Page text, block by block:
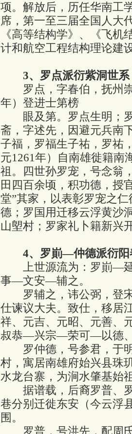
项。解放后，历任华南工
席，第一至三届全国人大
《高等结构学》、《飞
计和航空工程结构理论建
3、罗点派衍紫洞世系
罗点，字春伯，抚州崇
年）登进士第榜
眼及第。罗点生明；罗
斋，字述先，因避元兵南
子福，罗福生子祐，罗祐
元1261年）自南雄徙籍南
祖。四世孙罗宠，号念翁
田四百余顷，积功德，授
堂”其家，以表彰罗宠之
德；罗国用迁移云浮黄沙
山塱村；罗家礼卜籍新兴
4、罗崱—仲德派衍阳
上世源流为：罗崱—
事—文安—辅之。
罗辅之，讳公弼，登宋
仕谏议大夫。致仕，移居
祥、元吉、元昭、元善
叔恭—兴宗—荣可—以德
罗仲德，号参君，于明
村，寓居南雄府始兴县珠
水龙台寨，为涧水肇基始
据谱载，后裔罗普、罗
巷分别迁徙东安（今云浮
围。
罗普，号洪先，配周氏